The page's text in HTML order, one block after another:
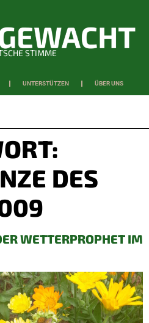
STIMME
UNTERSTÜTZEN ÜBER UNS
DES
WETTERPROPHET IM